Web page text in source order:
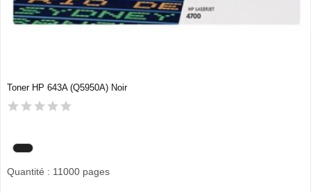
Toner HP 643A (Q5950A) Noir
Quantité : 11000 pages